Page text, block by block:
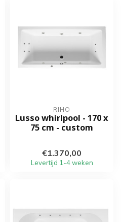
RIHO
Lusso whirlpool - 170 x
75 cm - custom
€1.370,00
Levertijd 1-4 weken